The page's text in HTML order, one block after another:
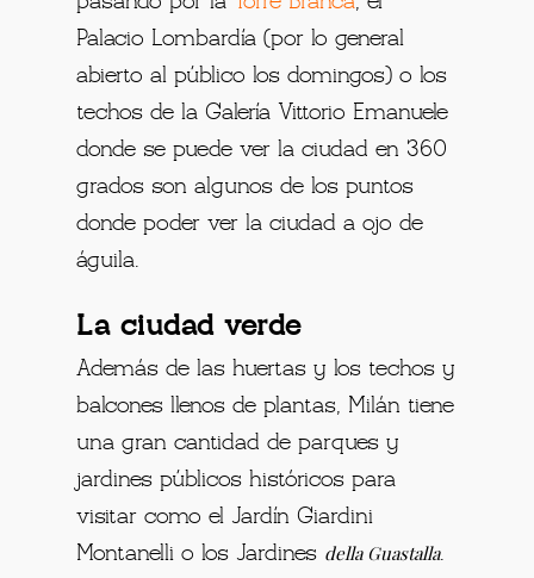
Palacio Lombardía (por lo general
abierto al público los domingos) o los
techos de la Galería Vittorio Emanuele
donde se puede ver la ciudad en 360
grados son algunos de los puntos
donde poder ver la ciudad a ojo de
águila.
La ciudad verde
Además de las huertas y los techos y
balcones llenos de plantas, Milán tiene
una gran cantidad de parques y
jardines públicos históricos para
visitar como el Jardín Giardini
Montanelli o los Jardines della Guastalla.